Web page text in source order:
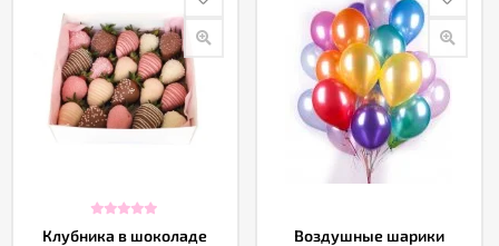
Клубника в шоколаде Воздушные шарики